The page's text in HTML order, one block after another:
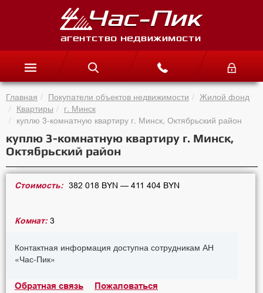
Главная Покупатели объектов недвижимости
Жилой фонд
Квартиры
г. Минск
куплю 3-комнатную квартиру г. Минск, Октябрьский район
куплю 3-комнатную квартиру г. Минск,
Октябрьский район
Стоимость: 382 018 BYN — 411 404 BYN
Комнат: 3
Контактная информация доступна сотрудникам АН
«Час-Пик»
Обратная связь Пожаловаться